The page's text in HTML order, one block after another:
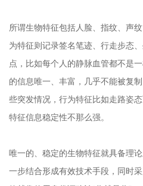
所谓生物特征包括人脸、指纹、声
为特征则记录签名笔迹、行走步态
点，比如每个人的静脉血管都不是
的信息唯一、丰富，几乎不能被复
些突发情况，行为特征比如走路姿
特征信息稳定性不那么强。
唯一的、稳定的生物特征就具备理
一步结合形成有效技术手段，同时